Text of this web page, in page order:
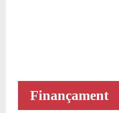
Finançament